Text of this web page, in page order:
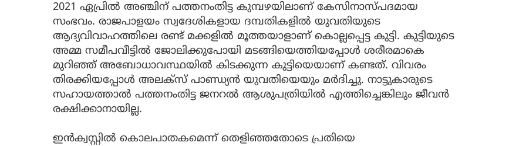
2021 ഏപ്രിൽ അഞ്ചിന്‌ പത്തനംതിട്ട കുമ്പഴയിലാണ്‌ കേസിനാസ്‌പദമായ
സംഭവം. രാജപാളയം സ്വദേശികളായ ദമ്പതികളിൽ യുവതിയുടെ
ആദ്യവിവാഹത്തിലെ രണ്ട്‌ മക്കളിൽ മൂത്തയാളാണ്‌ കൊല്ലപ്പെട്ട കുട്ടി. കുട്ടിയുടെ
അമ്മ സമീപവീട്ടിൽ ജോലിക്കുപോയി മടങ്ങിയെത്തിയപ്പോൾ ശരീരമാകെ
മുറിഞ്ഞ്‌ അബോധാവസ്ഥയിൽ കിടക്കുന്ന കുട്ടിയെയാണ്‌ കണ്ടത്‌. വിവരം
തിരക്കിയപ്പോൾ അലക്‌സ് പാണ്ഡ്യൻ യുവതിയെയും മർദിച്ചു. നാട്ടുകാരുടെ
സഹായത്താൽ പത്തനംതിട്ട ജനറൽ ആശുപത്രിയിൽ എത്തിച്ചെങ്കിലും ജീവൻ
രക്ഷിക്കാനായില്ല.
ഇൻക്വസ്റ്റിൽ കൊലപാതകമെന്ന്‌ തെളിഞ്ഞതോടെ പ്രതിയെ